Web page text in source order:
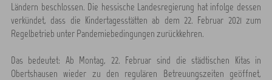
Ländern beschlossen. Die hessische Landesregierung hat infolge dessen
verkündet, dass die Kindertagesstätten ab dem 22. Februar 2021 zum
Regelbetrieb unter Pandemiebedingungen zurückkehren.
Das bedeutet: Ab Montag, 22. Februar sind die städtischen Kitas in
Obertshausen wieder zu den regulären Betreuungszeiten geöffnet,